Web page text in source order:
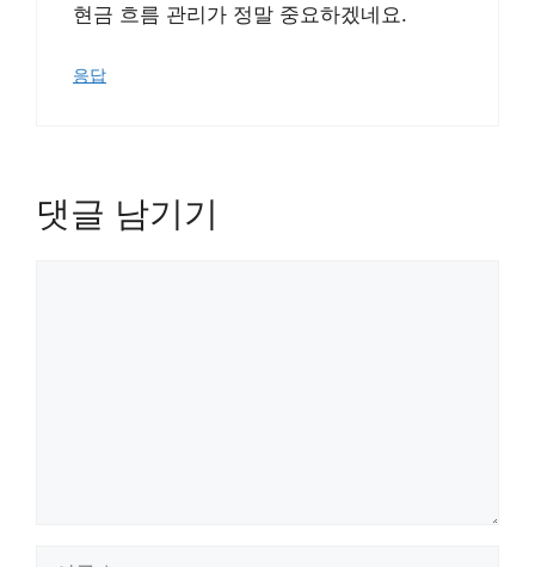
현금 흐름 관리가 정말 중요하겠네요.
응답
댓글 남기기